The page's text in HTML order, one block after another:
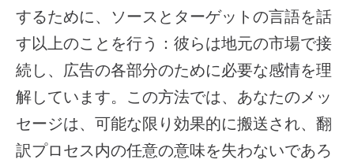
するために、ソースとターゲットの言語を話
す以上のことを行う：彼らは地元の市場で接
続し、広告の各部分のために必要な感情を理
解しています。この方法では、あなたのメッ
セージは、可能な限り効果的に搬送され、翻
訳プロセス内の任意の意味を失わないであろ